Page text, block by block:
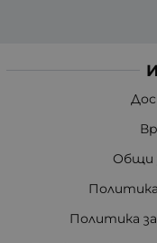
Общи
Политика